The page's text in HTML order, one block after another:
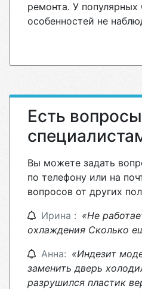
ремонта. У
особенностей не
Есть
Вы можете задать
по телефону или на
вопросов от других
Ирина : «Не
охлаждения Сколько
Анна: «Индезит
заменить дверь
разрушился пластик